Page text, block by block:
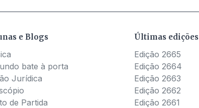
e Blogs
bate à porta
Jurídica
de Partida
Últimas edições
Edição 2665
Edição 2664
Edição 2663
Edição 2662
Edição 2661